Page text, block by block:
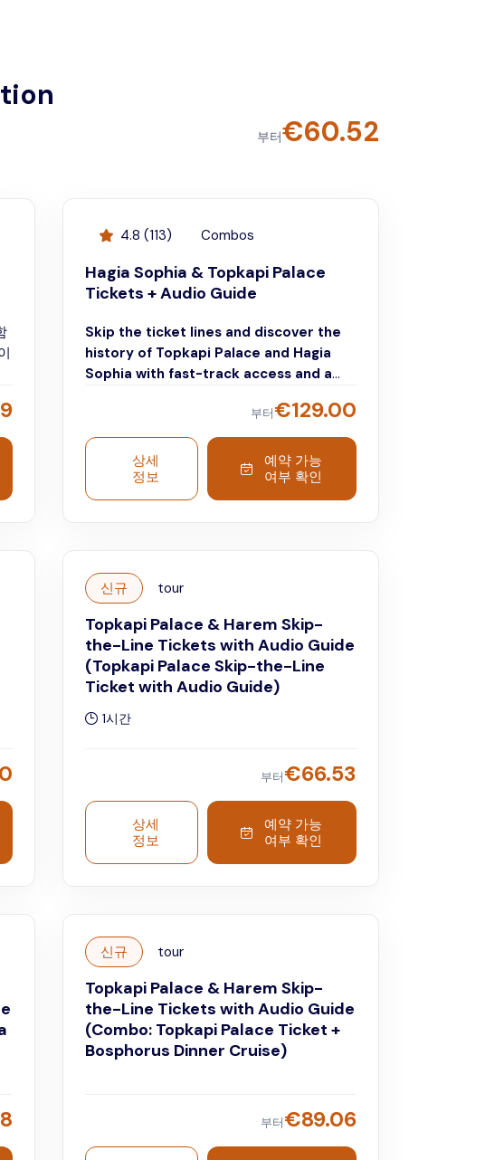
부터€60.52
4.8 (113) Combos
Hagia Sophia & Topkapi Palace
Tickets + Audio Guide
Skip the ticket lines and discover the
history of Topkapi Palace and Hagia
Sophia with fast-track access and a
Explore two of Istanbul’s most iconic
landmarks at your own pace while listening
to detailed, engaging commentary that
brings centuries of architecture, culture,
and empire to life.
부터€129.00
상세
정보
예약 가능
여부 확인
신규 tour
Topkapi Palace & Harem Skip-
the-Line Tickets with Audio Guide
(Topkapi Palace Skip-the-Line
Ticket with Audio Guide)
1시간
부터€66.53
상세
정보
예약 가능
여부 확인
신규 tour
Topkapi Palace & Harem Skip-
the-Line Tickets with Audio Guide
(Combo: Topkapi Palace Ticket +
Bosphorus Dinner Cruise)
부터€89.06